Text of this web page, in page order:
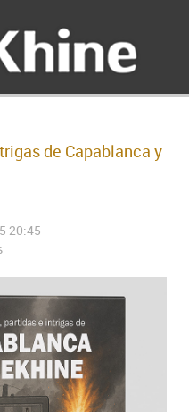
de Capablanca y
20:45